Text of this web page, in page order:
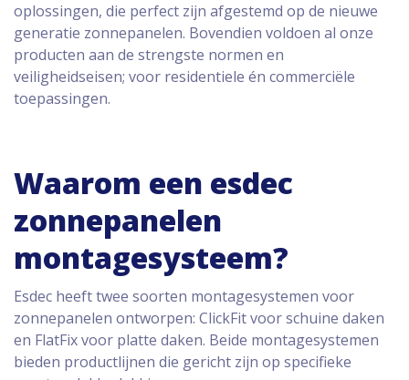
oplossingen, die perfect zijn afgestemd op de nieuwe
generatie zonnepanelen. Bovendien voldoen al onze
producten aan de strengste normen en
veiligheidseisen; voor residentiele én commerciële
toepassingen.
Waarom een esdec
zonnepanelen
montagesysteem?
Esdec heeft twee soorten montagesystemen voor
zonnepanelen ontworpen: ClickFit voor schuine daken
en FlatFix voor platte daken. Beide montagesystemen
bieden productlijnen die gericht zijn op specifieke